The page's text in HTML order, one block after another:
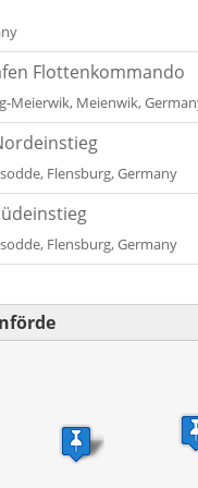
Flottenkommando
Meierwik, Meienwik,
Flensburg, Germany
Flensburg, Germany